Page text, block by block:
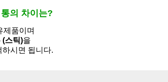
의 차이는?
제품이며
(스틱)을
하시면 됩니다.